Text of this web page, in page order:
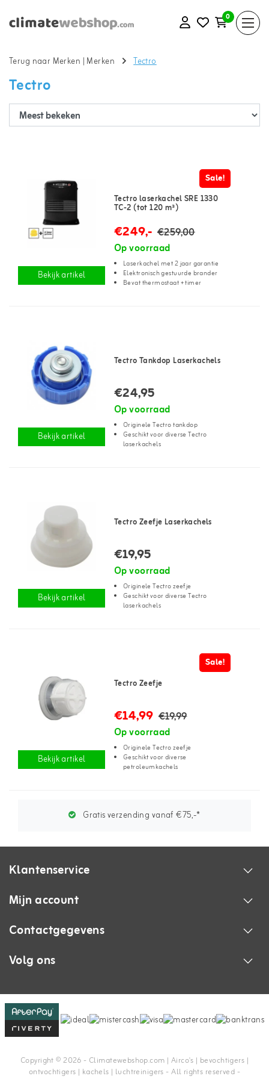
0
Terug naar Merken | Merken Tectro
Tectro
Bekijk artikel
Sale!
Tectro laserkachel SRE 1330
TC-2 (tot 120 m³)
€249,- €259,00
Op voorraad
Laserkachel met 2 jaar garantie
Elektronisch gestuurde brander
Bevat thermostaat + timer
Bekijk artikel
Tectro Tankdop Laserkachels
€24,95
Op voorraad
Originele Tectro tankdop
Geschikt voor diverse Tectro
laserkachels
Bekijk artikel
Tectro Zeefje Laserkachels
€19,95
Op voorraad
Originele Tectro zeefje
Geschikt voor diverse Tectro
laserkachels
Bekijk artikel
Sale!
Tectro Zeefje
€14,99 €19,99
Op voorraad
Originele Tectro zeefje
Geschikt voor diverse
petroleumkachels
Gratis verzending vanaf €75,-*
Klantenservice
Mijn account
Contactgegevens
Volg ons
Copyright © 2026 - Climatewebshop.com | Airco's | bevochtigers |
ontvochtigers | kachels | luchtreinigers - All rights reserved -